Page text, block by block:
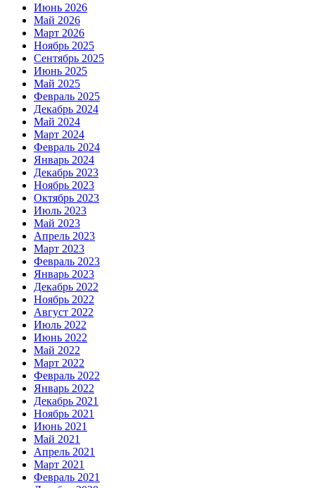
Июнь 2026
Май 2026
Март 2026
Ноябрь 2025
Сентябрь 2025
Июнь 2025
Май 2025
Февраль 2025
Декабрь 2024
Май 2024
Март 2024
Февраль 2024
Январь 2024
Декабрь 2023
Ноябрь 2023
Октябрь 2023
Июль 2023
Май 2023
Апрель 2023
Март 2023
Февраль 2023
Январь 2023
Декабрь 2022
Ноябрь 2022
Август 2022
Июль 2022
Июнь 2022
Май 2022
Март 2022
Февраль 2022
Январь 2022
Декабрь 2021
Ноябрь 2021
Июнь 2021
Май 2021
Апрель 2021
Март 2021
Февраль 2021